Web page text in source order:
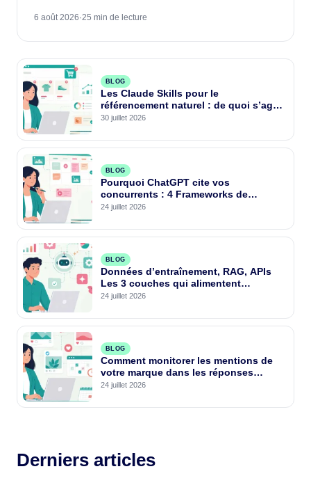
6 août 2026·25 min de lecture
BLOG
Les Claude Skills pour le
référencement naturel : de quoi s’agit-
il et 7 exemples à reproduire dès
30 juillet 2026
BLOG
Pourquoi ChatGPT cite vos
concurrents : 4 Frameworks de
rédaction pour vous citer par les IA
24 juillet 2026
BLOG
Données d’entraînement, RAG, APIs
Les 3 couches qui alimentent
vraiment l’IA générative
24 juillet 2026
BLOG
Comment monitorer les mentions de
votre marque dans les réponses
ChatGPT ?
24 juillet 2026
Derniers articles